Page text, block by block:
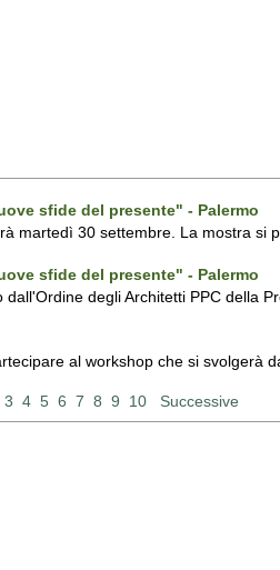
sfide del presente" - Palermo
martedì 30 settembre. La mostra si
sfide del presente" - Palermo
degli Architetti PPC della
al workshop che si svolgerà
3 4 5 6 7 8 9 10 Successive